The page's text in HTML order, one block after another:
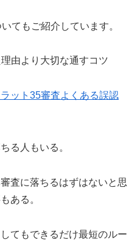
てもご紹介しています。
ット35審査よくある誤認
る人もいる。
査に落ちるはずはないと思
ある。
てもできるだけ最短のルー